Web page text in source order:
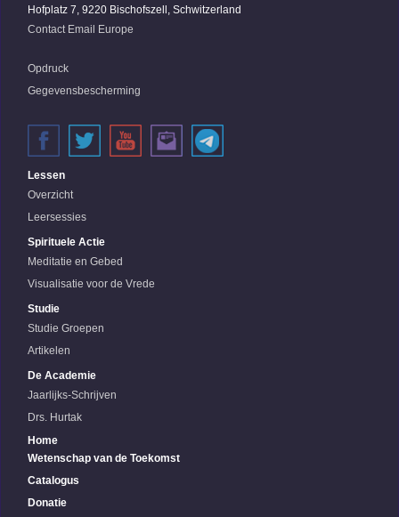
Hofplatz 7, 9220 Bischofszell, Schwitzerland
Contact Email Europe
Opdruck
Gegevensbescherming
Lessen
Overzicht
Leersessies
Spirituele Actie
Meditatie en Gebed
Visualisatie voor de Vrede
Studie
Studie Groepen
Artikelen
De Academie
Jaarlijks-Schrijven
Drs. Hurtak
Home
Wetenschap van de Toekomst
Catalogus
Donatie